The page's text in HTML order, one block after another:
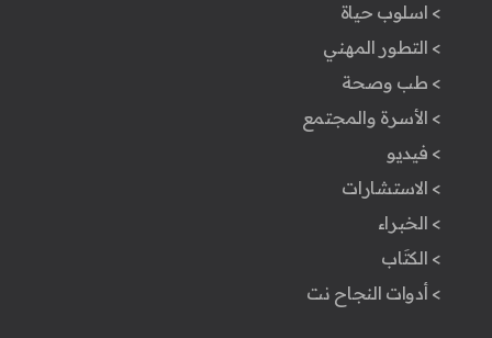
> اسلوب حياة
> التطور المهني
> طب وصحة
> الأسرة والمجتمع
> فيديو
> الاستشارات
> الخبراء
> الكتَاب
> أدوات النجاح نت